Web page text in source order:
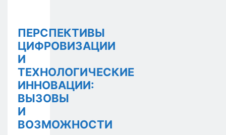
ПЕРСПЕКТИВЫ
ЦИФРОВИЗАЦИИ
И
ТЕХНОЛОГИЧЕСКИЕ
ИННОВАЦИИ:
ВЫЗОВЫ
И
ВОЗМОЖНОСТИ